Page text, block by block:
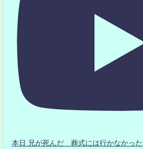
本日 兄が死んだ 葬式には行かなかっ